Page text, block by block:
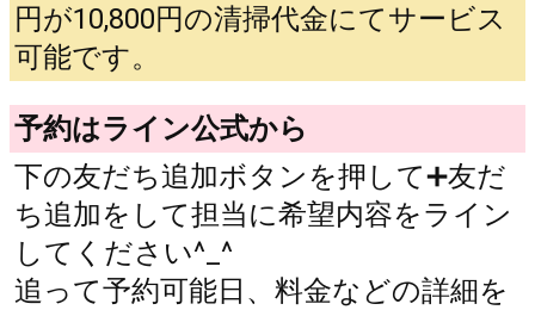
円が10,800円の清掃代金にてサービス
可能です。
予約はライン公式から
下の友だち追加ボタンを押して➕友だ
ち追加をして担当に希望内容をライン
してください^_^
追って予約可能日、料金などの詳細を